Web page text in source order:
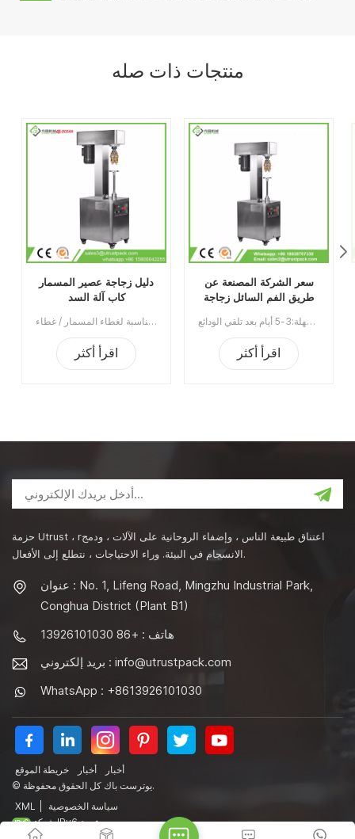
منتجات ذات صله
دليل زجاجة عصير المسمار
كاب آلة السد
آلة تغطية الغطاء اللولبي اليدوي مناسبة لغطاء المسمار / غطاء Ropp / ختم غطاء العقص على الزجاجة / الزجاجة البلاستيكية. يستخدم على نطاق واسع في صناعات النبيذ والشراب والسائل الفموي ومبيدات الآفات.رقم الصنف:UT1BSG4سعر:1540نطاق السعر:4 ~ 5/1360 دولارًانطاق السعر:2 ~ 3/1430 دولارالحد الأدنى للطلب:1قسط:TTميناء الشحن:قوانغتشوالمنطقة الأصلية:قوانغتشو، الصينمهلة:15 يوما بعد تلقي الودائع
اقرأ أكثر
سعر الشركة المصنعة عن
طريق الفم السائل زجاجة
إن آلة وضع غطاء الزجاجات الشفوية من الشركة المصنعة هي عبارة عن معدات السد المصنوعة من الألومنيوم ضد السرقة للزجاجات البلاستيكية عالية الجودة والزجاجات الزجاجية. يستخدم على نطاق واسع في صناعة المواد الغذائية والصناعات الكيماوية والصناعات الطبية والصيدلانية.الحد الأدنى للطلب:1قسط:تي / تميناء الشحن:قوانغتشوالمنطقة الأصلية:الصينمهلة:3-5 أيام بعد تلقي الودائع
اقرأ أكثر
حزمة Utrust ، rاعتناق طبيعة الناس ، وإضفاء الروحانية على الآلات ، ودمج
الانسجام في البيئة. وراء الاحتياجات ، نتطلع إلى الأفعال.
عنوان : No. 1, Lifeng Road, Mingzhu Industrial Park,
Conghua District (Plant B1)
هاتف : +86 13926101030
بريد إلكتروني : info@utrustpack.com
WhatsApp : +8613926101030
خريطة الموقع أخبار
أخبار
© يوترست باك كل الحقوق محفوظة.
XML
سياسة الخصوصية
شبكة IPv6 مدعومة